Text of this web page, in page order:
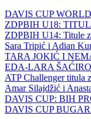
DAVIS CUP
ZDPBIH U18:
ZDPBIH U14: Titule
Sara Tripić i Adian
TARA JOKIĆ I
EDA-LARA
ATP Challenger titula
Amar Silajdžić i
DAVIS CUP: BIH
DAVIS CUP